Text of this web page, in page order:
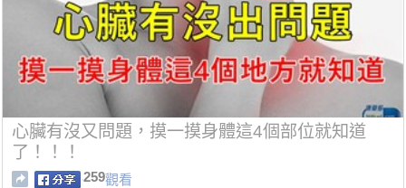
心臟有沒又問題，摸一摸身體這4個部位就知道
了！！！
259觀看